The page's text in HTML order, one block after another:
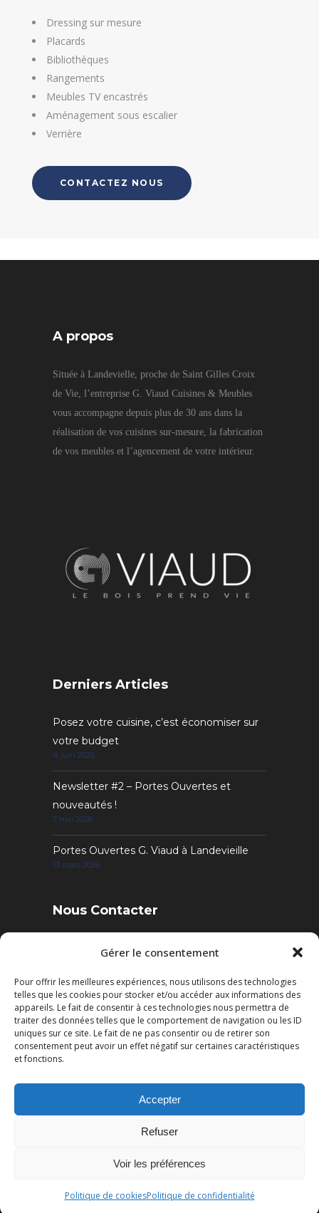
Gérer le consentement
Pour offrir les meilleures expériences, nous utilisons des technologies
telles que les cookies pour stocker et/ou accéder aux informations des
appareils. Le fait de consentir à ces technologies nous permettra de
traiter des données telles que le comportement de navigation ou les ID
uniques sur ce site. Le fait de ne pas consentir ou de retirer son
consentement peut avoir un effet négatif sur certaines caractéristiques
et fonctions.
Accepter
Refuser
Voir les préférences
Politique de cookiesPolitique de confidentialité
Dressing sur mesure
Placards
Bibliothèques
Rangements
Meubles TV encastrés
Aménagement sous escalier
Verrière
CONTACTEZ NOUS
A propos
Située à Landevielle, proche de Saint Gilles Croix
de Vie, l’entreprise G. Viaud Cuisines & Meubles
vous accompagne depuis plus de 30 ans dans la
réalisation de vos cuisines sur-mesure, la fabrication
de vos meubles et l’agencement de votre intérieur.
Derniers Articles
Posez votre cuisine, c’est économiser sur
votre budget
4 juin 2026
Newsletter #2 – Portes Ouvertes et
nouveautés !
7 mai 2026
Portes Ouvertes G. Viaud à Landevieille
13 mars 2026
Nous Contacter
4 Rue des Sables, 85220 Landevieille
Tél. : 02 51 22 95 52
Fax : 02 51 22 95 50
Mail: contact@cuisines-viaud.fr
© Cuisines Viaud |Mentions légales|
Politique de confidentialité